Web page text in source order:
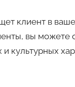
клиент в
вы можете
культурных